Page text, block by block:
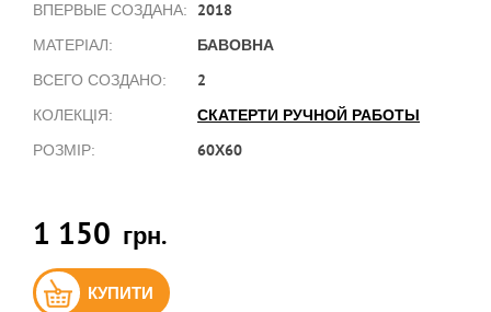
ВПЕРВЫЕ СОЗДАНА: 2018
МАТЕРІАЛ: БАВОВНА
ВСЕГО СОЗДАНО: 2
КОЛЕКЦІЯ: СКАТЕРТИ РУЧНОЙ РАБОТЫ
РОЗМІР: 60Х60
1 150 грн.
КУПИТИ